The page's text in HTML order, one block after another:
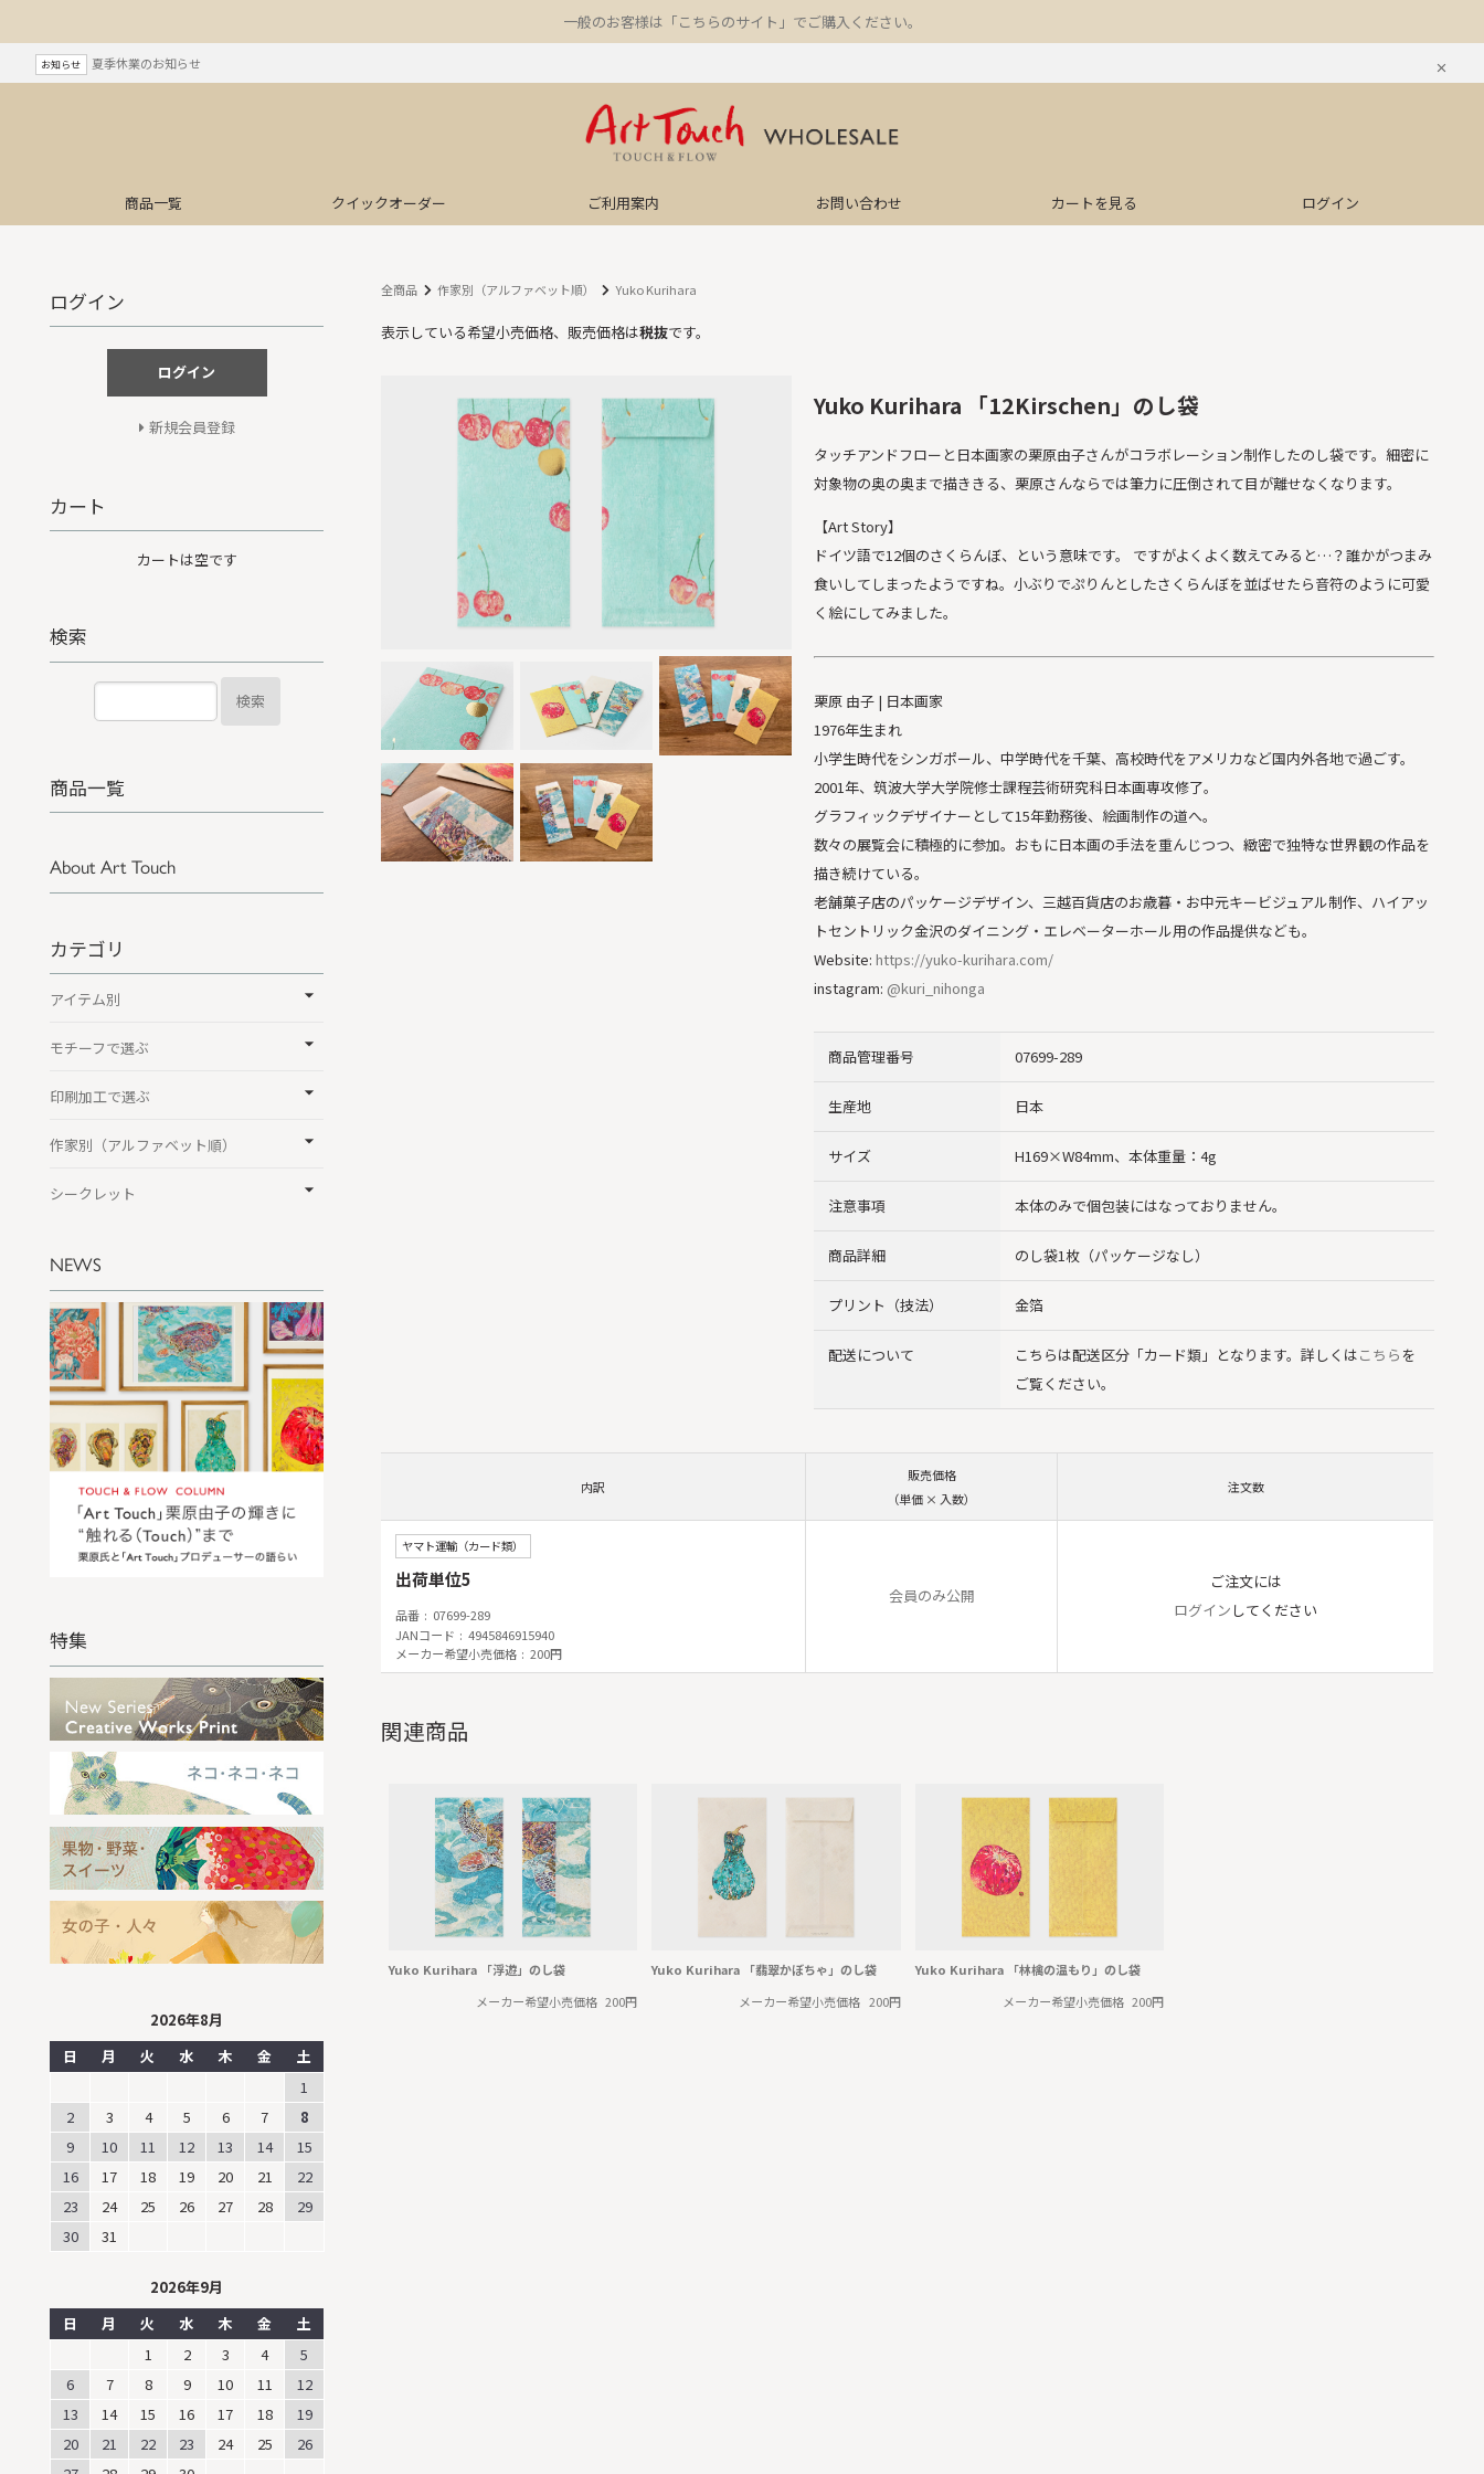
一般のお客様は「こちらのサイト」でご購入ください。
お知らせ 夏季休業のお知らせ
商品一覧 クイックオーダー ご利用案内 お問い合わせ カートを見る ログイン
全商品 作家別（アルファベット順） Yuko Kurihara
表示している希望小売価格、販売価格は税抜です。
Yuko Kurihara 「12Kirschen」のし袋
タッチアンドフローと日本画家の栗原由子さんがコラボレーション制作したのし袋です。細密に
対象物の奥の奥まで描ききる、栗原さんならでは筆力に圧倒されて目が離せなくなります。
【Art Story】
ドイツ語で12個のさくらんぼ、という意味です。 ですがよくよく数えてみると…？誰かがつまみ
食いしてしまったようですね。小ぶりでぷりんとしたさくらんぼを並ばせたら音符のように可愛
く絵にしてみました。
栗原 由子 | 日本画家
1976年生まれ
小学生時代をシンガポール、中学時代を千葉、高校時代をアメリカなど国内外各地で過ごす。
2001年、筑波大学大学院修士課程芸術研究科日本画専攻修了。
グラフィックデザイナーとして15年勤務後、絵画制作の道へ。
数々の展覧会に積極的に参加。おもに日本画の手法を重んじつつ、緻密で独特な世界観の作品を
描き続けている。
老舗菓子店のパッケージデザイン、三越百貨店のお歳暮・お中元キービジュアル制作、ハイアッ
トセントリック金沢のダイニング・エレベーターホール用の作品提供なども。
Website: https://yuko-kurihara.com/
instagram: @kuri_nihonga
商品管理番号 07699-289
生産地 日本
サイズ H169×W84mm、本体重量：4g
注意事項 本体のみで個包装にはなっておりません。
商品詳細 のし袋1枚（パッケージなし）
プリント（技法） 金箔
配送について こちらは配送区分「カード類」となります。詳しくはこちら を
ご覧ください。
内訳
販売価格
（単価 × 入数）
注文数
ヤマト運輸（カード類）
出荷単位5
品番
07699-289
JANコード
4945846915940
メーカー希望小売価格
200円
会員のみ公開
ご注文には
ログイン してください
関連商品
Yuko Kurihara 「浮遊」のし袋
メーカー希望小売価格 200円
Yuko Kurihara 「翡翠かぼちゃ」のし袋
メーカー希望小売価格 200円
Yuko Kurihara 「林檎の温もり」のし袋
メーカー希望小売価格 200円
ログイン
ログイン
新規会員登録
カート
カートは空です
検索
検索
商品一覧
About Art Touch
カテゴリ
アイテム別
モチーフで選ぶ
印刷加工で選ぶ
作家別（アルファベット順）
シークレット
NEWS
特集
2026年8月
日
月 火 水 木 金
土
1
2
3 4 5 6 7
8
9
10 11 12 13 14
15
16
17 18 19 20 21
22
23
24 25 26 27 28
29
30
31
2026年9月
日
月 火 水 木 金
土
1
2 3 4
5
6
7 8 9 10 11
12
13
14 15 16 17 18
19
20
21 22 23 24 25
26